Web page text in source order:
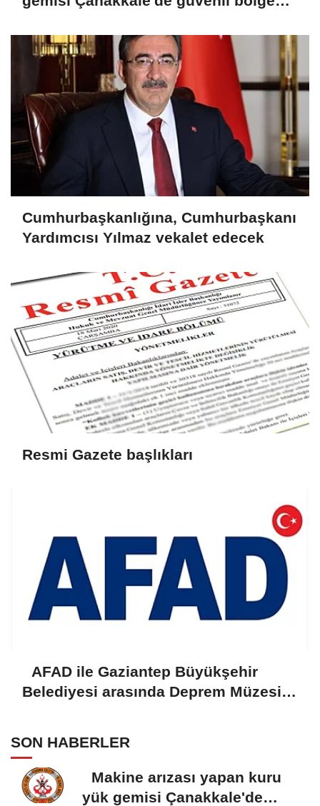
Cumhurbaşkanlığına, Cumhurbaşkanı
Yardımcısı Yılmaz vekalet edecek
Resmi Gazete başlıkları
AFAD ile Gaziantep Büyükşehir
Belediyesi arasında Deprem Müzesi
SON HABERLER
Makine arızası yapan kuru
yük gemisi Çanakkale'de